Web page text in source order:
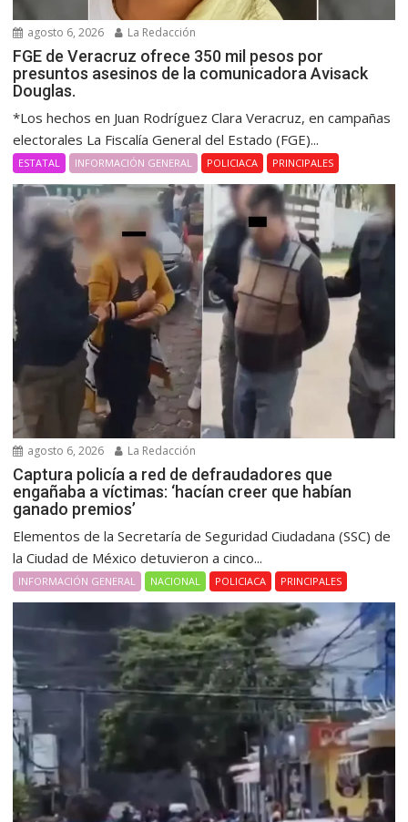
agosto 6, 2026 La Redacción
FGE de Veracruz ofrece 350 mil pesos por
presuntos asesinos de la comunicadora Avisack
Douglas.
*Los hechos en Juan Rodríguez Clara Veracruz, en campañas
electorales La Fiscalía General del Estado (FGE)...
ESTATAL INFORMACIÓN GENERAL POLICIACA PRINCIPALES
agosto 6, 2026 La Redacción
Captura policía a red de defraudadores que
engañaba a víctimas: ‘hacían creer que habían
ganado premios’
Elementos de la Secretaría de Seguridad Ciudadana (SSC) de
la Ciudad de México detuvieron a cinco...
INFORMACIÓN GENERAL NACIONAL POLICIACA PRINCIPALES